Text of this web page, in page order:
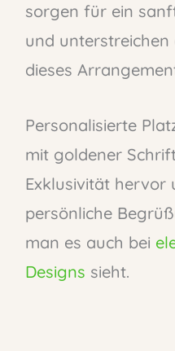
sorgen für ein
und unterstreichen
dieses
Personalisierte
mit goldener
Exklusivität hervor
persönliche
man es auch bei
Designs sieht.